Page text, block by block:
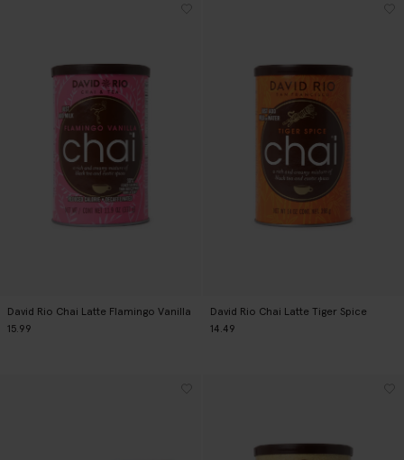
David Rio Chai Latte Flamingo Vanilla
15.99
David Rio Chai Latte Tiger Spice
14.49